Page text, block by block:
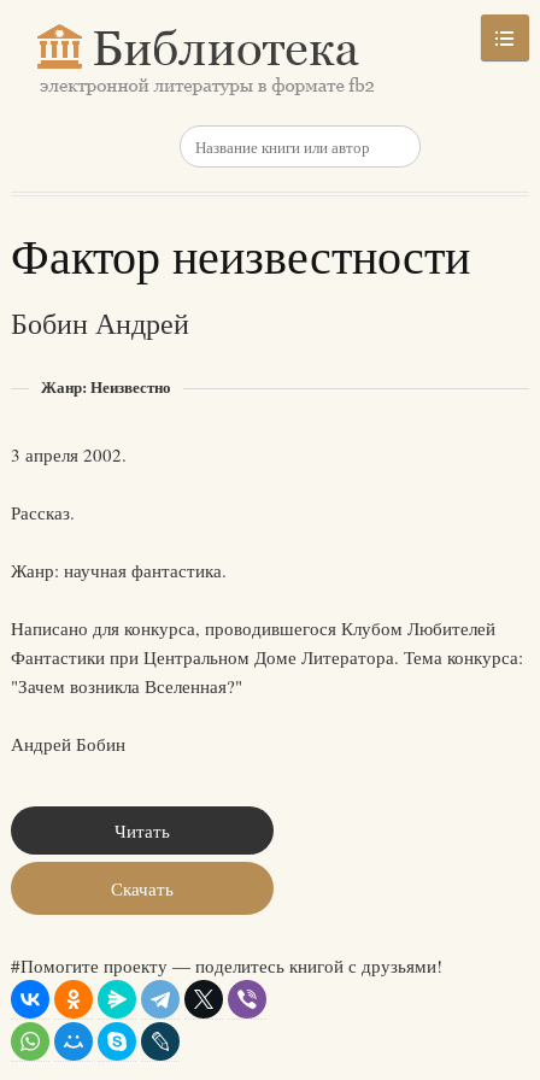
Фактор неизвестности
Бобин Андрей
Жанр: Неизвестно
3 апреля 2002.
Рассказ.
Жанр: научная фантастика.
Hаписано для конкурса, проводившегося Клубом Любителей
Фантастики при Центральном Доме Литератора. Тема конкурса:
"Зачем возникла Вселенная?"
Андрей Бобин
Читать
Скачать
#Помогите проекту — поделитесь книгой с друзьями!